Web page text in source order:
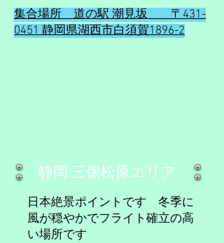
集合場所 道の駅 潮見坂 〒431-
0451 静岡県湖西市白須賀1896-2
​静岡 三保松原エリア
​日本絶景ポイントです 冬季に
風が穏やかでフライト確立の高
い場所です